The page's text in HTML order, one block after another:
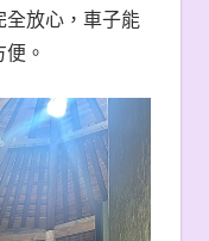
全放心，車子能
。